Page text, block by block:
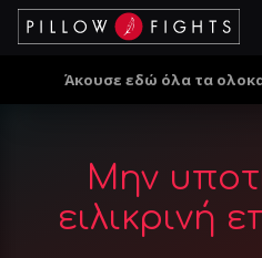
Άκουσε εδώ όλα τα
Μην
ειλικρινή